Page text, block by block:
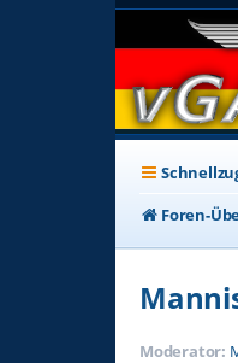
Foren-
Moderator: